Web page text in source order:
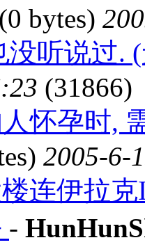
(0 bytes)
没听说过.
(31866)
怀孕时,
2005-6-
连伊拉
-